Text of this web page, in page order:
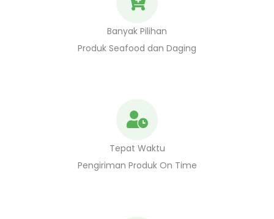
Banyak Pilihan
Produk Seafood dan Daging
Tepat Waktu
Pengiriman Produk On Time